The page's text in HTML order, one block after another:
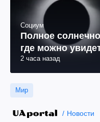
Социум
Полное
где можно
2 часа назад
Мир
Новости